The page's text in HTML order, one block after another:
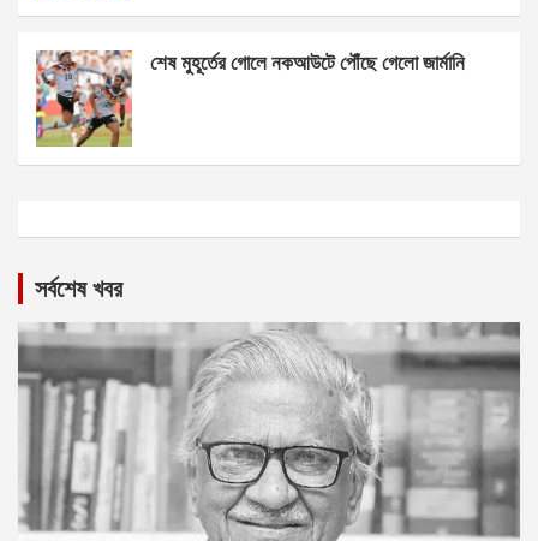
শেষ মুহূর্তের গোলে নকআউটে পৌঁছে গেলো জার্মানি
সর্বশেষ খবর